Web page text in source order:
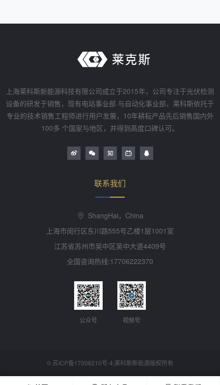
上海莱科斯新能源科技有限公司成立于2015年，公司专注于光伏检测
设备的研发于销售，现有电站事业部 与自动化事业部，莱科斯依托于
专业的技术销售工程师进行用户发展，10年耕耘产品先后销售国内外
100多 个国家与地区，并得到高度口碑认可。
联系我们
ShangHai，China
上海市闵行区东川路555号乙楼1层1001室
江苏省苏州市吴中区吴中大道4409号
全国咨询热线:17706222370
公众号 视频号
© 苏ICP备17006210号-4;莱科斯新能源版权所有